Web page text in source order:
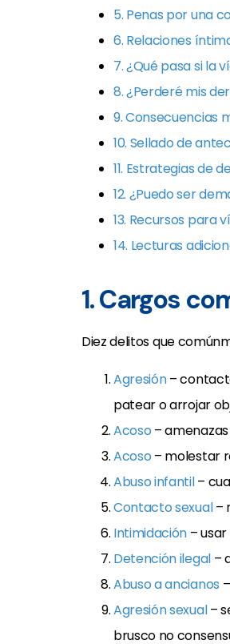
5. Penas por una
6. Relaciones
7. ¿Qué pasa si la
8. ¿Perderé mis
9. Consecuencias
10. Sellado de
11. Estrategias de
12. ¿Puedo ser
13. Recursos para
14. Lecturas
1. Cargos
Diez delitos que
Agresión–
patear o arrojar
Acoso –
Acoso – molestar
Abuso infantil–
Contacto sexual–
Intimidación –
Detención ilegal–
Abuso a ancianos
Agresión sexual–
brusco no